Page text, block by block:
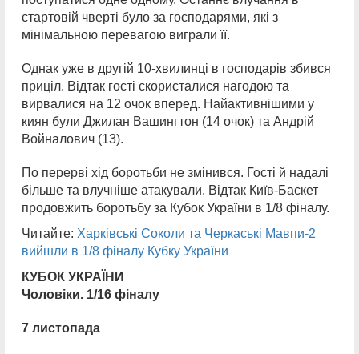
стартовій чверті було за господарями, які з
мінімальною перевагою виграли її.
Однак уже в другій 10-хвилинці в господарів збився
приціл. Відтак гості скористалися нагодою та
вирвалися на 12 очок вперед. Найактивнішими у
киян були Джилан Вашингтон (14 очок) та Андрій
Войналович (13).
По перерві хід боротьби не змінився. Гості й надалі
більше та влучніше атакували. Відтак Київ-Баскет
продовжить боротьбу за Кубок України в 1/8 фіналу.
Читайте: Харківські Соколи та Черкаські Мавпи-2
вийшли в 1/8 фіналу Кубку України
КУБОК УКРАЇНИ
Чоловіки. 1/16 фіналу
7 листопада